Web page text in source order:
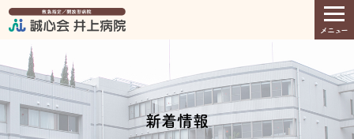
メニュー
新着情報